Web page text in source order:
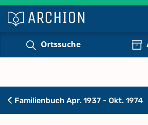
Ortssuche
Familienbuch Apr. 1937 - Okt. 1974